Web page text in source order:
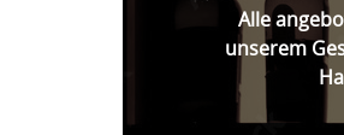
Alle
unserem